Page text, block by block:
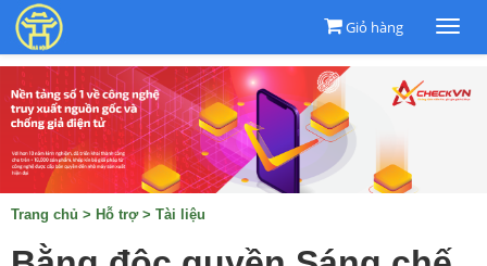
Giỏ hàng
Trang chủ > Hỗ trợ> Tài liệu